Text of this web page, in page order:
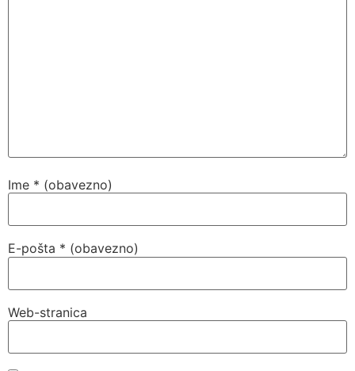
Ime * (obavezno)
E-pošta * (obavezno)
Web-stranica